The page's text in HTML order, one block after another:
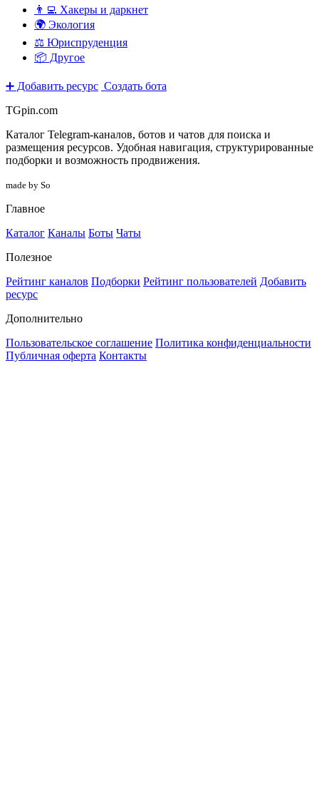
👨‍💻 Хакеры и даркнет
🌍 Экология
⚖️ Юриспруденция
📦 Другое
➕ Добавить ресурс Создать бота
TGpin.com
Каталог Telegram-каналов, ботов и чатов для поиска и
размещения ресурсов. Удобная навигация, структурированные
подборки и возможность продвижения.
made by So
Главное
Каталог Каналы Боты Чаты
Полезное
Рейтинг каналов Подборки Рейтинг пользователей Добавить
ресурс
Дополнительно
Пользовательское соглашение Политика конфиденциальности
Публичная оферта Контакты